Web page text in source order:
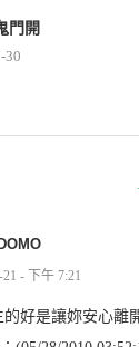
門開
30
21 - 下午 7:21
好是讓妳安心離